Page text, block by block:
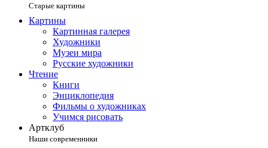
Старые картины
Картины
Картинная галерея
Художники
Музеи мира
Русские художники
Чтение
Книги
Энциклопедия
Фильмы о художниках
Учимся рисовать
Артклуб
Наши современники